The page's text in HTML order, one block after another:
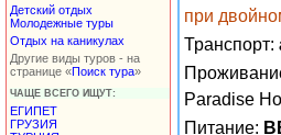
Детский отдых
Молодежные туры
Отдых на каникулах
Другие виды туров - на
странице «Поиск тура»
ЧАЩЕ ВСЕГО ИЩУТ:
ЕГИПЕТ
ГРУЗИЯ
при
Транспорт:
Paradise
Питание: